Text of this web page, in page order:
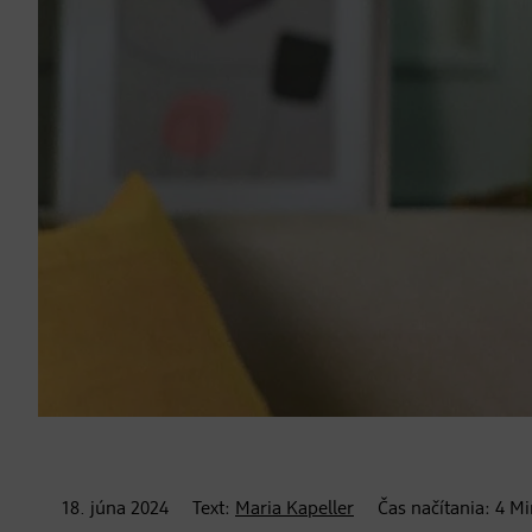
18. júna 2024 Text: Maria Kapeller Čas načítania: 4